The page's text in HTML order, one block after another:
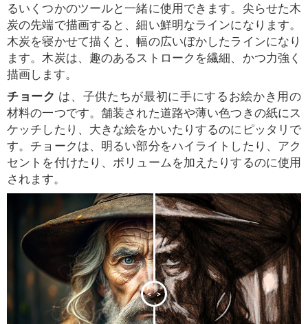
るいくつかのツールと一緒に使用できます。尖らせた木
炭の先端で描画すると、細い鮮明なラインになります。
木炭を寝かせて描くと、幅の広いぼかしたラインになり
ます。木炭は、趣のあるストロークを繊細、かつ力強く
描画します。
チョーク は、子供たちが最初に手にするお絵かき用の
材料の一つです。舗装された道路や薄い色つきの紙にス
ケッチしたり、大きな絵をかいたりするのにピッタリで
す。チョークは、明るい部分をハイライトしたり、アク
セントを付けたり、ボリュームを加えたりするのに使用
されます。
< >